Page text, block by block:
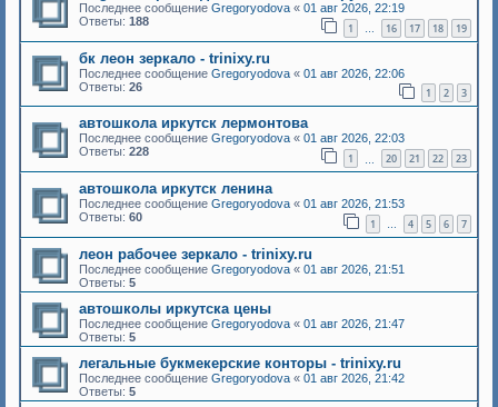
Последнее сообщение Gregoryodova « 01 авг 2026, 22:19
Ответы: 188 1 … 16 17 18 19
бк леон зеркало - trinixy.ru
Последнее сообщение Gregoryodova « 01 авг 2026, 22:06
Ответы: 26 1 2 3
автошкола иркутск лермонтова
Последнее сообщение Gregoryodova « 01 авг 2026, 22:03
Ответы: 228 1 20 21 22 23
автошкола иркутск ленина
Последнее сообщение Gregoryodova « 01 авг 2026, 21:53
Ответы: 60 1 … 4 5 6 7
леон рабочее зеркало - trinixy.ru
Последнее сообщение Gregoryodova « 01 авг 2026, 21:51
Ответы: 5
автошколы иркутска цены
Последнее сообщение Gregoryodova « 01 авг 2026, 21:47
Ответы: 5
легальные букмекерские конторы - trinixy.ru
Последнее сообщение Gregoryodova « 01 авг 2026, 21:42
Ответы: 5